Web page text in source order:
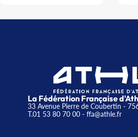
La Fédération Française
33 Avenue Pierre de Coubertin -
T.01 53 80 70 00- ffa@athle.fr